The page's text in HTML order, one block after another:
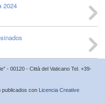
2024
- 00120 - Città del Vaticano Tel. +39-
publicados con Licencia Creative